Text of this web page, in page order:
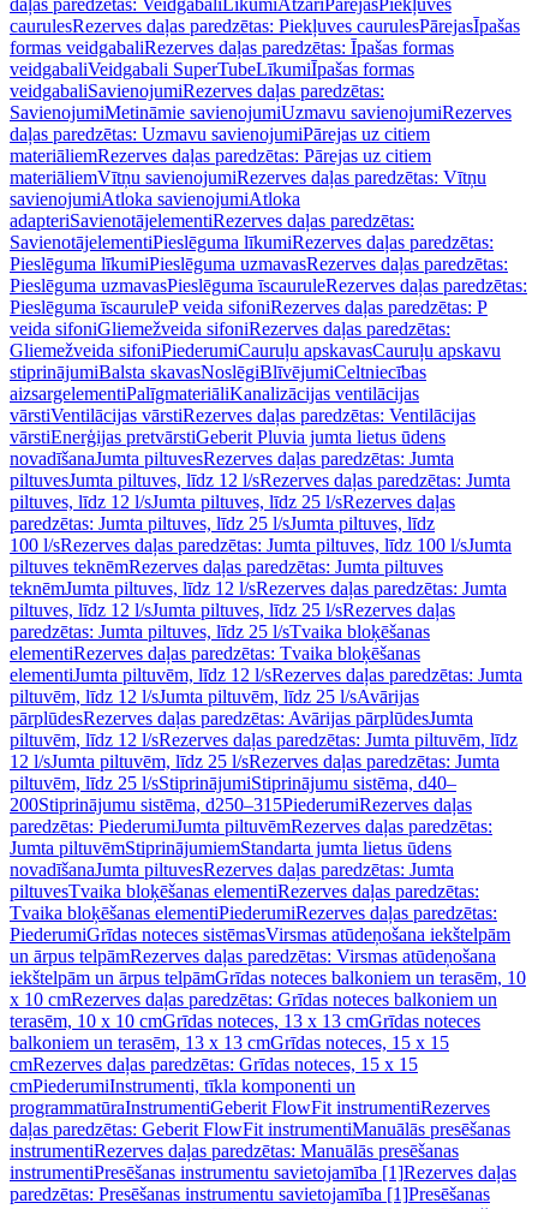
daļas paredzētas: Veidgabali LīkumiAtzari PārejasPiekļuves
caurulesRezerves daļas paredzētas: Piekļuves caurulesPārejasĪpašas
formas veidgabaliRezerves daļas paredzētas: Īpašas formas
veidgabaliVeidgabali SuperTubeLīkumiĪpašas formas
veidgabaliSavienojumiRezerves daļas paredzētas:
SavienojumiMetināmie savienojumiUzmavu savienojumiRezerves
daļas paredzētas: Uzmavu savienojumiPārejas uz citiem
materiāliemRezerves daļas paredzētas: Pārejas uz citiem
materiāliemVītņu savienojumiRezerves daļas paredzētas: Vītņu
savienojumiAtloka savienojumiAtloka
adapteriSavienotājelementiRezerves daļas paredzētas:
SavienotājelementiPieslēguma līkumiRezerves daļas paredzētas:
Pieslēguma līkumiPieslēguma uzmavasRezerves daļas paredzētas:
Pieslēguma uzmavasPieslēguma īscauruleRezerves daļas paredzētas:
Pieslēguma īscauruleP veida sifoniRezerves daļas paredzētas: P
veida sifoniGliemežveida sifoniRezerves daļas paredzētas:
Gliemežveida sifoniPiederumiCauruļu apskavasCauruļu apskavu
stiprinājumiBalsta skavasNoslēgiBlīvējumiCeltniecības
aizsargelementiPalīgmateriāliKanalizācijas ventilācijas
vārstiVentilācijas vārstiRezerves daļas paredzētas: Ventilācijas
vārstiEnerģijas pretvārstiGeberit Pluvia jumta lietus ūdens
novadīšanaJumta piltuvesRezerves daļas paredzētas: Jumta
piltuvesJumta piltuves, līdz 12 l/sRezerves daļas paredzētas: Jumta
piltuves, līdz 12 l/sJumta piltuves, līdz 25 l/sRezerves daļas
paredzētas: Jumta piltuves, līdz 25 l/sJumta piltuves, līdz
100 l/sRezerves daļas paredzētas: Jumta piltuves, līdz 100 l/sJumta
piltuves teknēmRezerves daļas paredzētas: Jumta piltuves
teknēmJumta piltuves, līdz 12 l/sRezerves daļas paredzētas: Jumta
piltuves, līdz 12 l/sJumta piltuves, līdz 25 l/sRezerves daļas
paredzētas: Jumta piltuves, līdz 25 l/sTvaika bloķēšanas
elementiRezerves daļas paredzētas: Tvaika bloķēšanas
elementiJumta piltuvēm, līdz 12 l/sRezerves daļas paredzētas: Jumta
piltuvēm, līdz 12 l/sJumta piltuvēm, līdz 25 l/sAvārijas
pārplūdesRezerves daļas paredzētas: Avārijas pārplūdesJumta
piltuvēm, līdz 12 l/sRezerves daļas paredzētas: Jumta piltuvēm, līdz
12 l/sJumta piltuvēm, līdz 25 l/sRezerves daļas paredzētas: Jumta
piltuvēm, līdz 25 l/sStiprinājumiStiprinājumu sistēma, d40–
200Stiprinājumu sistēma, d250–315PiederumiRezerves daļas
paredzētas: PiederumiJumta piltuvēmRezerves daļas paredzētas:
Jumta piltuvēmStiprinājumiemStandarta jumta lietus ūdens
novadīšanaJumta piltuvesRezerves daļas paredzētas: Jumta
piltuvesTvaika bloķēšanas elementiRezerves daļas paredzētas:
Tvaika bloķēšanas elementiPiederumiRezerves daļas paredzētas:
PiederumiGrīdas noteces sistēmasVirsmas atūdeņošana iekštelpām
un ārpus telpāmRezerves daļas paredzētas: Virsmas atūdeņošana
iekštelpām un ārpus telpāmGrīdas noteces balkoniem un terasēm, 10
x 10 cmRezerves daļas paredzētas: Grīdas noteces balkoniem un
terasēm, 10 x 10 cmGrīdas noteces, 13 x 13 cmGrīdas noteces
balkoniem un terasēm, 13 x 13 cmGrīdas noteces, 15 x 15
cmRezerves daļas paredzētas: Grīdas noteces, 15 x 15
cmPiederumiInstrumenti, tīkla komponenti un
programmatūraInstrumentiGeberit FlowFit instrumentiRezerves
daļas paredzētas: Geberit FlowFit instrumentiManuālās presēšanas
instrumentiRezerves daļas paredzētas: Manuālās presēšanas
instrumentiPresēšanas instrumentu savietojamība [1]Rezerves daļas
paredzētas: Presēšanas instrumentu savietojamība [1]Presēšanas